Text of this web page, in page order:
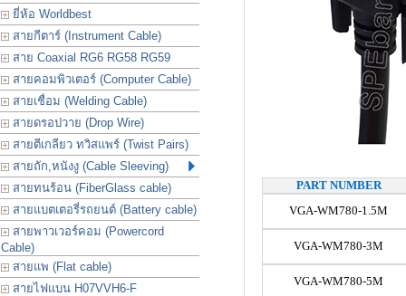
ยี่ห้อ Worldbest
สายกีตาร์ (Instrument Cable)
สาย Coaxial RG6 RG58 RG59
สายคอมพิวเตอร์ (Computer Cable)
สายเชื่อม (Welding Cable)
สายดรอปวาย (Drop Wire)
สายตีเกลียว ทวิสแพร์ (Twist Pairs)
สายถัก,หนังงู (Cable Sleeving)
สายทนร้อน (FiberGlass cable)
สายแบตเตอรี่รถยนต์ (Battery cable)
สายพาวเวอร์คอม (Powercord
Cable)
สายแพ (Flat cable)
สายไฟแบน H07VVH6-F
PART NUMBER
VGA-WM780-1.5M
VGA-WM780-3M
VGA-WM780-5M